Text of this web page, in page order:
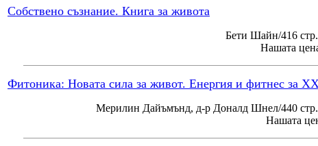
Собствено съзнание. Книга за живота
Бети Шайн/416
Нашата
Фитоника: Новата сила за живот. Енергия и фитнес за
Мерилин Дайъмънд, д-р Доналд Шнел/440
Нашата